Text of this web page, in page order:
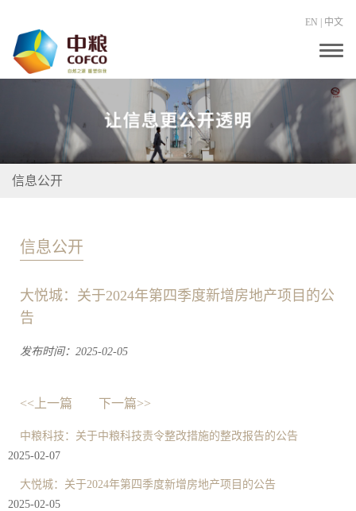
EN 中文
T
g
g
v
信息公开
信息公开
大悦城：关于2024年第四季度新增房地产项目的公
告
发布时间：2025-02-05
<<上一篇 下一篇>>
中粮科技：关于中粮科技责令整改措施的整改报告的公告
2025-02-07
大悦城：关于2024年第四季度新增房地产项目的公告
2025-02-05